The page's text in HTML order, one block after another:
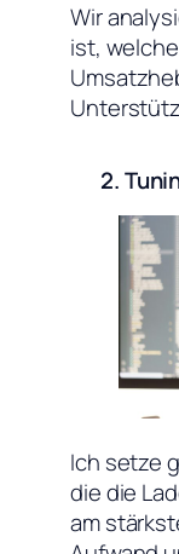
Wir
ist,
2.
Ich setze
die die
am